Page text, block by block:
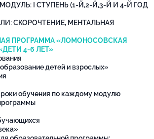
МОДУЛЬ: I СТУПЕНЬ (1-Й,2-Й,3-Й И 4-Й ГОД
СКОРОЧТЕНИЕ, МЕНТАЛЬНАЯ
ПРОГРАММА «ЛОМОНОСОВСКАЯ
4-6 ЛЕТ»
детей и взрослых»
обучения по каждому модулю